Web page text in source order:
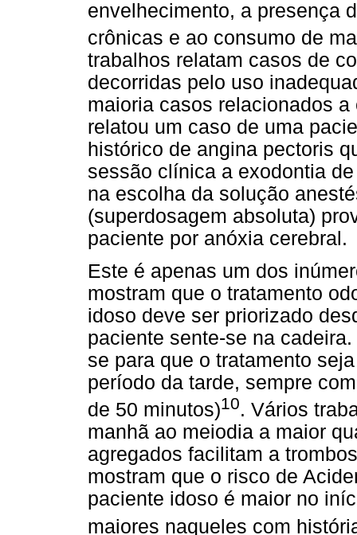
envelhecimento, a presença
crônicas e ao consumo de
trabalhos relatam casos de
decorridas pelo uso
maioria casos relacionados
relatou um caso de uma
histórico de angina pectoris
sessão clínica a exodontia
na escolha da solução
(superdosagem absoluta)
paciente por anóxia cerebral.
Este é apenas um dos
mostram que o tratamento
idoso deve ser priorizado
paciente sente-se na
se para que o tratamento
período da tarde, sempre
de 50 minutos)10. Vários
manhã ao meiodia a maior
agregados facilitam a
mostram que o risco de
paciente idoso é maior no
maiores naqueles com